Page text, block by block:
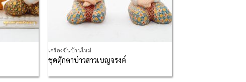
เครื่องขึ้นบ้านใหม่
ชุดตุ๊กตาบ่าวสาวเบญจรงค์